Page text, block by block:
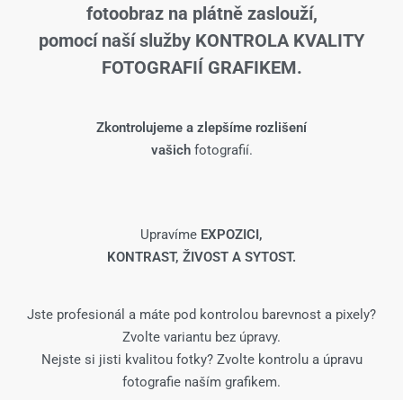
fotoobraz na plátně zaslouží,
pomocí naší služby KONTROLA KVALITY
FOTOGRAFIÍ GRAFIKEM.
Zkontrolujeme a zlepšíme rozlišení
vašich fotografií.
Upravíme EXPOZICI,
KONTRAST, ŽIVOST A SYTOST.
Jste profesionál a máte pod kontrolou barevnost a pixely?
Zvolte variantu bez úpravy.
Nejste si jisti kvalitou fotky? Zvolte kontrolu a úpravu
fotografie naším grafikem.